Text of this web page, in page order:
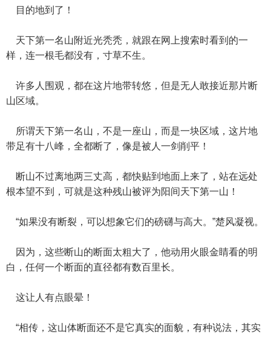
目的地到了！
天下第一名山附近光秃秃，就跟在网上搜索时看到的一
样，连一根毛都没有，寸草不生。
许多人围观，都在这片地带转悠，但是无人敢接近那片断
山区域。
所谓天下第一名山，不是一座山，而是一块区域，这片地
带足有十八峰，全都断了，像是被人一剑削平！
断山不过离地两三丈高，都快贴到地面上来了，站在远处
根本望不到，可就是这种残山被评为阳间天下第一山！
“如果没有断裂，可以想象它们的磅礴与高大。”楚风凝视。
因为，这些断山的断面太粗大了，他动用火眼金睛看的明
白，任何一个断面的直径都有数百里长。
这让人有点眼晕！
“相传，这山体断面还不是它真实的面貌，有种说法，其实